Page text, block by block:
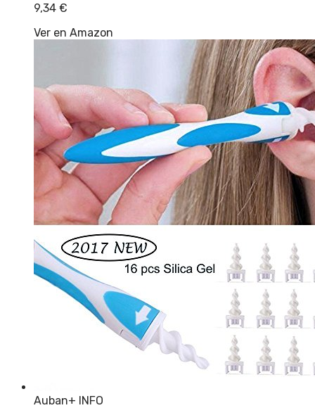
9,34 €
Ver en Amazon
Auban+ INFO